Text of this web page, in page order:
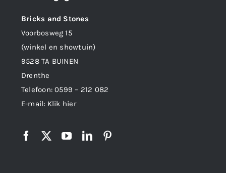
Bricks and Stones
Voorbosweg 15
(winkel en showtuin)
9528 TA BUINEN
Drenthe
Telefoon:0599 – 212 082
E-mail: Klik hier